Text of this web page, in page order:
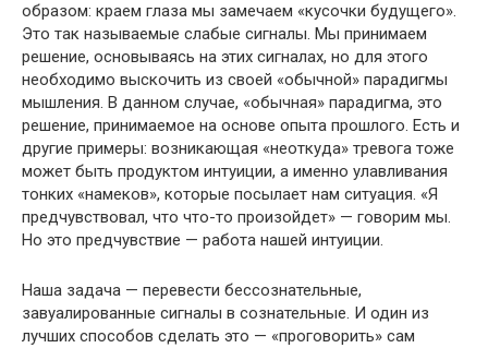
образом: краем глаза мы замечаем «кусочки будущего».
Это так называемые слабые сигналы. Мы принимаем
решение, основываясь на этих сигналах, но для этого
необходимо выскочить из своей «обычной» парадигмы
мышления. В данном случае, «обычная» парадигма, это
решение, принимаемое на основе опыта прошлого. Есть и
другие примеры: возникающая «неоткуда» тревога тоже
может быть продуктом интуиции, а именно улавливания
тонких «намеков», которые посылает нам ситуация. «Я
предчувствовал, что что-то произойдет» — говорим мы.
Но это предчувствие — работа нашей интуиции.
Наша задача — перевести бессознательные,
завуалированные сигналы в сознательные. И один из
лучших способов сделать это — «проговорить» сам